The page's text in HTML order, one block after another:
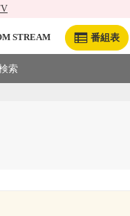
番組表
STREAM
索